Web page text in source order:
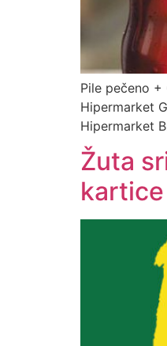
Pile pečeno
Hipermarket
Hipermarket
Žuta
kartice